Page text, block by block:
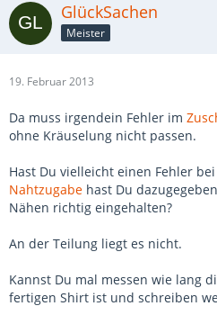
GlückSachen
Meister
19. Februar 2013
Da muss irgendein Fehler im
ohne Kräuselung nicht passen.
Hast Du vielleicht einen Fehler
Nahtzugabe hast Du
Nähen richtig eingehalten?
An der Teilung liegt es nicht.
Kannst Du mal messen wie lang
fertigen Shirt ist und schreiben